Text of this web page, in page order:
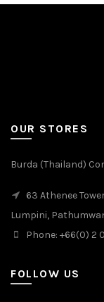
OUR STORES
Burda (Thailand)
63 Athenee
Lumpini,
Phone: +66(0) 2
FOLLOW US